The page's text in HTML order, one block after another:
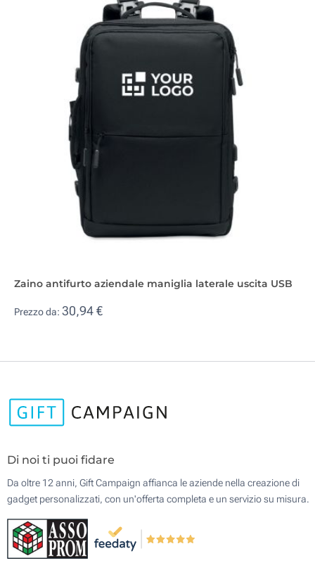
Zaino antifurto aziendale maniglia laterale uscita USB
Prezzo da: 30,94 €
Di noi ti puoi fidare
Da oltre 12 anni, Gift Campaign affianca le aziende nella creazione di
gadget personalizzati, con un'offerta completa e un servizio su misura.